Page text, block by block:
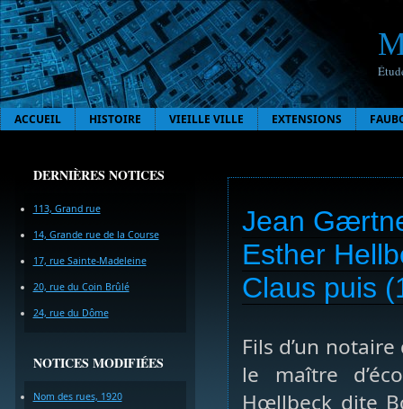
ACCUEIL HISTOIRE VIEILLE VILLE EXTENSIONS
DERNIÈRES NOTICES
113, Grand rue
14, Grande rue de la Course
17, rue Sainte-Madeleine
20, rue du Coin Brûlé
24, rue du Dôme
NOTICES MODIFIÉES
Nom des rues, 1920
Jean
Esther
Claus puis
Fils d’un
le maître
Hœllbeck dite